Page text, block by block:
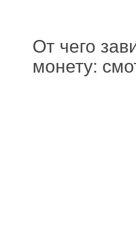
От чего
монету: